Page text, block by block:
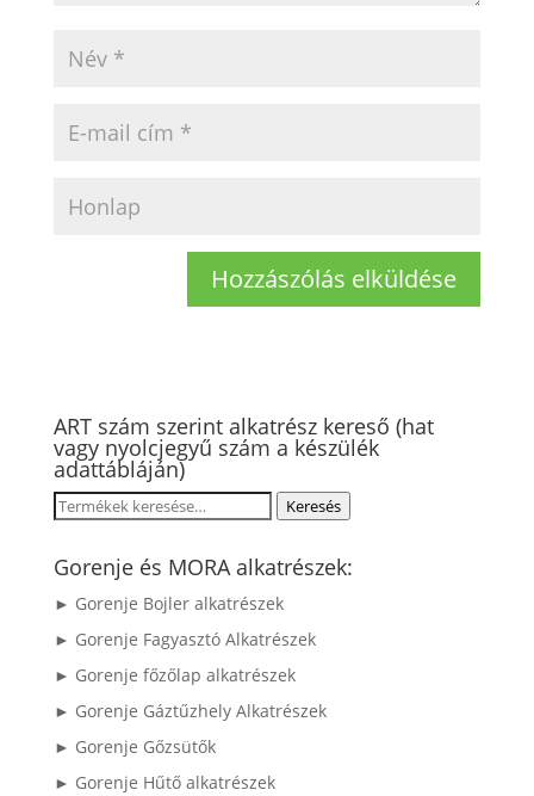
ART szám szerint alkatrész kereső (hat
vagy nyolcjegyű szám a készülék
adattábláján)
Keresés
következőre:
Keresés
Gorenje és MORA alkatrészek:
► Gorenje Bojler alkatrészek
► Gorenje Fagyasztó Alkatrészek
► Gorenje főzőlap alkatrészek
► Gorenje Gáztűzhely Alkatrészek
► Gorenje Gőzsütők
► Gorenje Hűtő alkatrészek